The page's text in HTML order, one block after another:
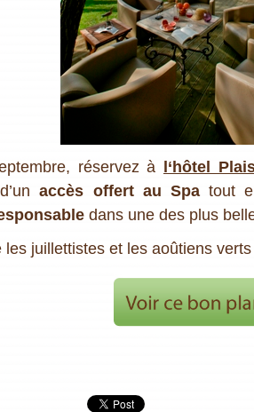
réservez à l‘hôtel
accès offert au Spatout
dans une des plus
les juillettistes et les aoûtiens